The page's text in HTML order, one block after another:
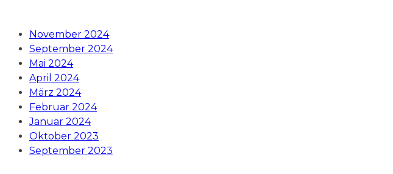
November 2024
September 2024
Mai 2024
April 2024
März 2024
Februar 2024
Januar 2024
Oktober 2023
September 2023